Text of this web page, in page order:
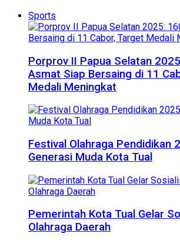
Sports
Porprov II Papua Selatan
Asmat Siap Bersaing di 11
Medali Meningkat
Festival Olahraga Pendidikan
Generasi Muda Kota Tual
Pemerintah Kota Tual Gelar
Olahraga Daerah